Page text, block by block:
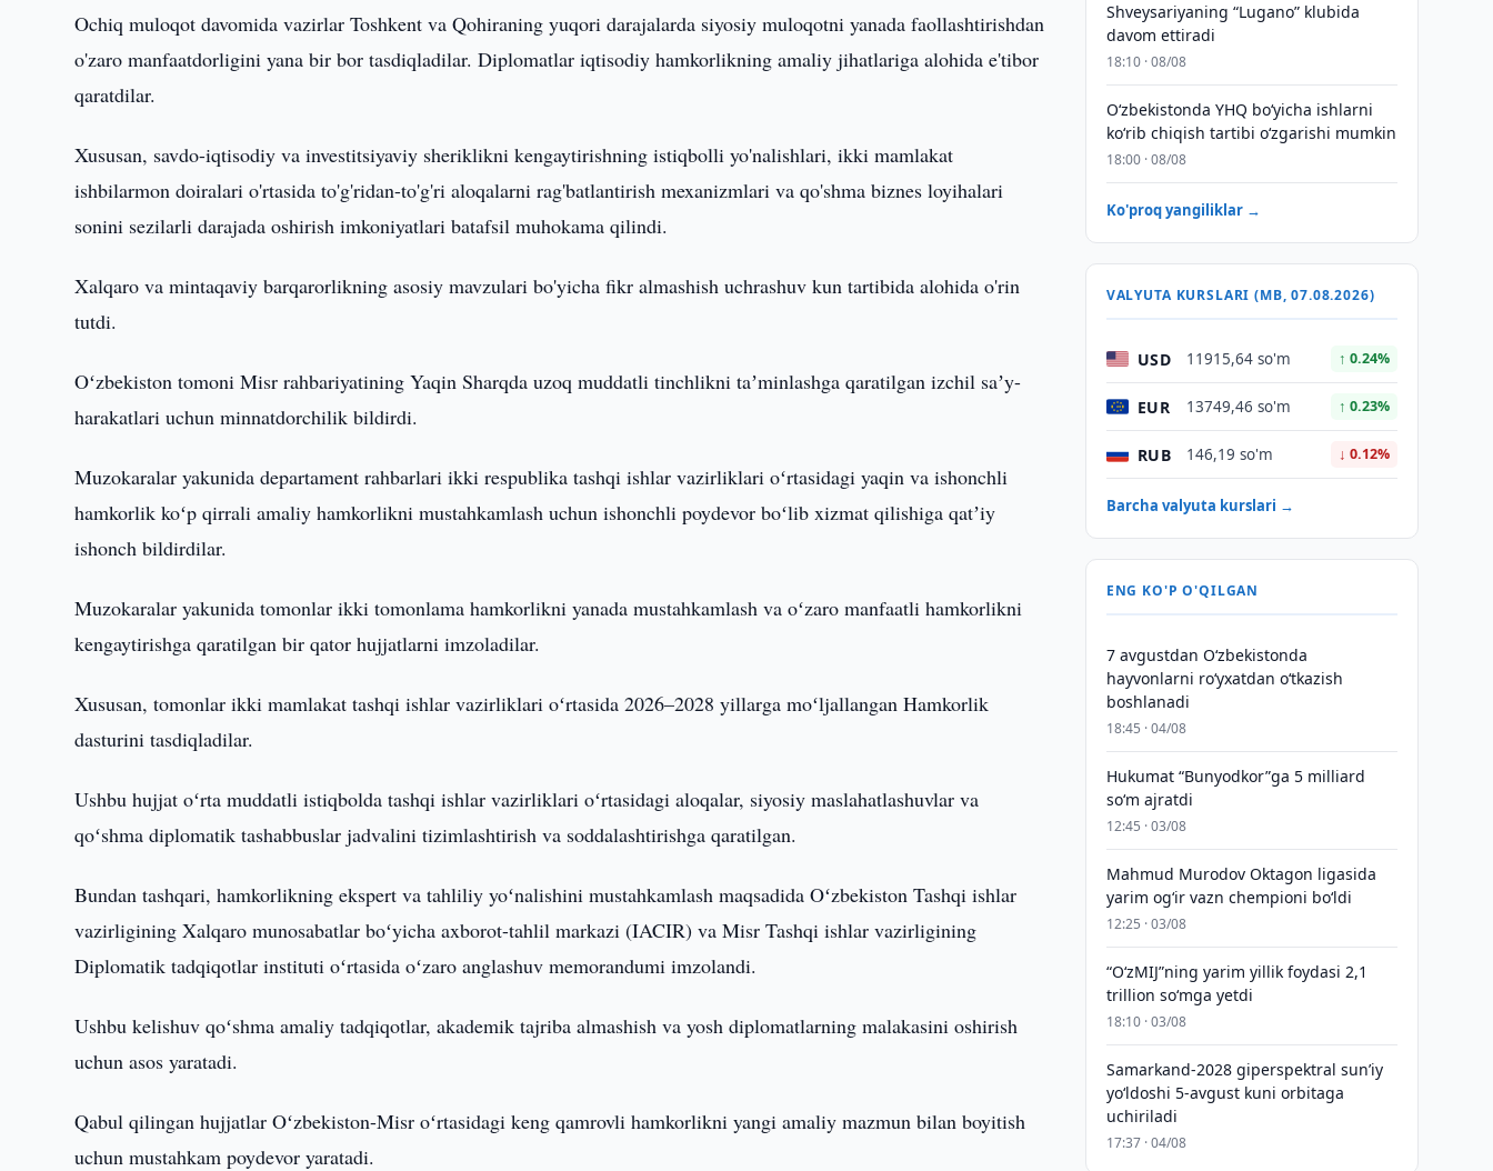
Ochiq muloqot davomida vazirlar Toshkent va Qohiraning yuqori darajalarda siyosiy muloqotni yanada faollashtirishdan
o'zaro manfaatdorligini yana bir bor tasdiqladilar. Diplomatlar iqtisodiy hamkorlikning amaliy jihatlariga alohida e'tibor
qaratdilar.
Xususan, savdo-iqtisodiy va investitsiyaviy sheriklikni kengaytirishning istiqbolli yo'nalishlari, ikki mamlakat
ishbilarmon doiralari o'rtasida to'g'ridan-to'g'ri aloqalarni rag'batlantirish mexanizmlari va qo'shma biznes loyihalari
sonini sezilarli darajada oshirish imkoniyatlari batafsil muhokama qilindi.
Xalqaro va mintaqaviy barqarorlikning asosiy mavzulari bo'yicha fikr almashish uchrashuv kun tartibida alohida o'rin
tutdi.
Oʻzbekiston tomoni Misr rahbariyatining Yaqin Sharqda uzoq muddatli tinchlikni taʼminlashga qaratilgan izchil saʼy-
harakatlari uchun minnatdorchilik bildirdi.
Muzokaralar yakunida departament rahbarlari ikki respublika tashqi ishlar vazirliklari oʻrtasidagi yaqin va ishonchli
hamkorlik koʻp qirrali amaliy hamkorlikni mustahkamlash uchun ishonchli poydevor boʻlib xizmat qilishiga qatʼiy
ishonch bildirdilar.
Muzokaralar yakunida tomonlar ikki tomonlama hamkorlikni yanada mustahkamlash va oʻzaro manfaatli hamkorlikni
kengaytirishga qaratilgan bir qator hujjatlarni imzoladilar.
Xususan, tomonlar ikki mamlakat tashqi ishlar vazirliklari oʻrtasida 2026–2028 yillarga moʻljallangan Hamkorlik
dasturini tasdiqladilar.
Ushbu hujjat oʻrta muddatli istiqbolda tashqi ishlar vazirliklari oʻrtasidagi aloqalar, siyosiy maslahatlashuvlar va
qoʻshma diplomatik tashabbuslar jadvalini tizimlashtirish va soddalashtirishga qaratilgan.
Bundan tashqari, hamkorlikning ekspert va tahliliy yoʻnalishini mustahkamlash maqsadida Oʻzbekiston Tashqi ishlar
vazirligining Xalqaro munosabatlar boʻyicha axborot-tahlil markazi (IACIR) va Misr Tashqi ishlar vazirligining
Diplomatik tadqiqotlar instituti oʻrtasida oʻzaro anglashuv memorandumi imzolandi.
Ushbu kelishuv qoʻshma amaliy tadqiqotlar, akademik tajriba almashish va yosh diplomatlarning malakasini oshirish
uchun asos yaratadi.
Qabul qilingan hujjatlar Oʻzbekiston-Misr oʻrtasidagi keng qamrovli hamkorlikni yangi amaliy mazmun bilan boyitish
uchun mustahkam poydevor yaratadi.
Shveysariyaning “Lugano” klubida
davom ettiradi
18:10 · 08/08
O‘zbekistonda YHQ bo‘yicha ishlarni
ko‘rib chiqish tartibi o‘zgarishi mumkin
18:00 · 08/08
Ko'proq yangiliklar →
VALYUTA KURSLARI (MB, 07.08.2026)
USD 11915,64 so'm ↑ 0.24%
EUR 13749,46 so'm ↑ 0.23%
RUB 146,19 so'm ↓ 0.12%
Barcha valyuta kurslari →
ENG KO'P O'QILGAN
7 avgustdan O‘zbekistonda
hayvonlarni ro‘yxatdan o‘tkazish
boshlanadi
18:45 · 04/08
Hukumat “Bunyodkor”ga 5 milliard
so‘m ajratdi
12:45 · 03/08
Mahmud Murodov Oktagon ligasida
yarim og‘ir vazn chempioni bo‘ldi
12:25 · 03/08
“O‘zMIJ”ning yarim yillik foydasi 2,1
trillion so‘mga yetdi
18:10 · 03/08
Samarkand-2028 giperspektral sun’iy
yo‘ldoshi 5-avgust kuni orbitaga
uchiriladi
17:37 · 04/08